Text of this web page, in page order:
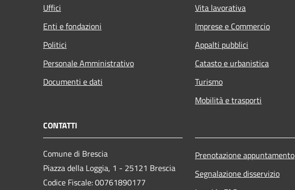
Uffici
Enti e fondazioni
Politici
Personale Amministrativo
Documenti e dati
Vita lavorativa
Imprese e Commercio
Appalti pubblici
Catasto e urbanistica
Turismo
Mobilità e trasporti
CONTATTI
Comune di Brescia
Piazza della Loggia, 1 - 25121 Brescia
Codice Fiscale: 00761890177
Prenotazione appuntamento
Segnalazione disservizio